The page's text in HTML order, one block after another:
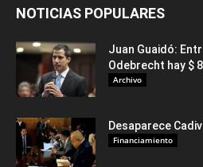
NOTICIAS POPULARES
Juan Guaidó:
Odebrecht hay $
Archivo
Desaparece
Financiamiento